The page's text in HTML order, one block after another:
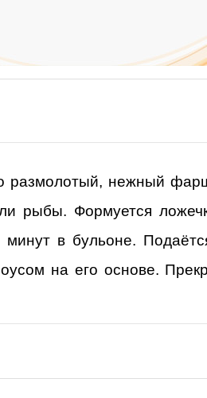
размолотый, нежный
рыбы. Формуется
минут в бульоне.
на его основе.